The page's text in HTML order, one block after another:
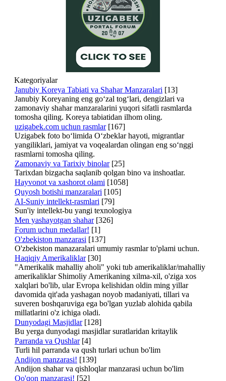
Kategoriyalar
Janubiy Koreya Tabiati va Shahar Manzaralari [13]
Janubiy Koreyaning eng go‘zal tog‘lari, dengizlari va
zamonaviy shahar manzaralarini yuqori sifatli rasmlarda
tomosha qiling. Koreya tabiatidan ilhom oling.
uzigabek.com uchun rasmlar [167]
Uzigabek foto bo‘limida O‘zbeklar hayoti, migrantlar
yangiliklari, jamiyat va voqealardan olingan eng so‘nggi
rasmlarni tomosha qiling.
Zamonaviy va Tarixiy binolar [25]
Tarixdan bizgacha saqlanib qolgan bino va inshoatlar.
Hayvonot va xashorot olami [1058]
Quyosh botishi manzaralari [105]
AI-Suniy intellekt-rasmlari [79]
Sun'iy intellekt-bu yangi texnologiya
Men yashayotgan shahar [326]
Forum uchun medallar! [1]
O'zbekiston manzarasi [137]
O'zbekiston manazaralari umumiy rasmlar to'plami uchun.
Haqiqiy Amerikaliklar [30]
"Amerikalik mahalliy aholi" yoki tub amerikaliklar/mahalliy
amerikaliklar Shimoliy Amerikaning xilma-xil, o'ziga xos
xalqlari bo'lib, ular Evropa kelishidan oldin ming yillar
davomida qit'ada yashagan noyob madaniyati, tillari va
suveren boshqaruviga ega bo'lgan yuzlab alohida qabila
millatlarini o'z ichiga oladi.
Dunyodagi Masjidlar [128]
Bu yerga dunyodagi masjidlar suratlaridan kritaylik
Parranda va Qushlar [4]
Turli hil parranda va qush turlari uchun bo'lim
Andijon manzarasi! [139]
Andijon shahar va qishloqlar manzarasi uchun bo'lim
Qo'qon manzarasi! [52]